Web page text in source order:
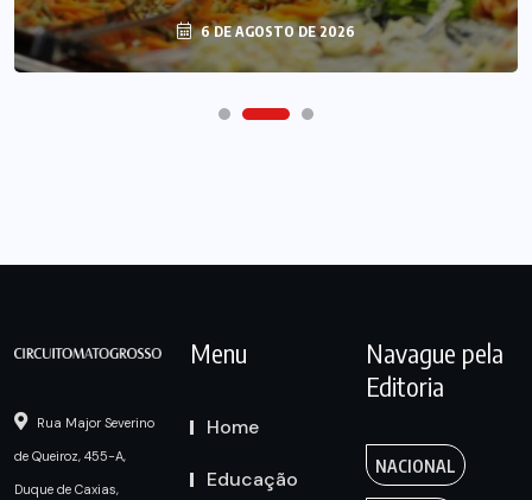
6 DE AGOSTO DE 2026
Rua Major Severino
de Queiroz, 455-A,
Duque de Caxias,
Menu
Home
Educação
Navague pela
Editoria
NACIONAL